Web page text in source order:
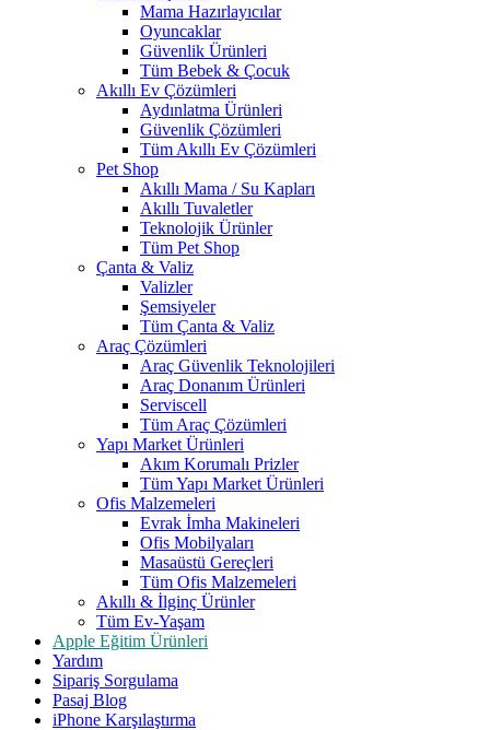
Mama Hazırlayıcılar
Oyuncaklar
Güvenlik Ürünleri
Tüm Bebek & Çocuk
Akıllı Ev Çözümleri
Aydınlatma Ürünleri
Güvenlik Çözümleri
Tüm Akıllı Ev Çözümleri
Pet Shop
Akıllı Mama / Su Kapları
Akıllı Tuvaletler
Teknolojik Ürünler
Tüm Pet Shop
Çanta & Valiz
Valizler
Şemsiyeler
Tüm Çanta & Valiz
Araç Çözümleri
Araç Güvenlik Teknolojileri
Araç Donanım Ürünleri
Serviscell
Tüm Araç Çözümleri
Yapı Market Ürünleri
Akım Korumalı Prizler
Tüm Yapı Market Ürünleri
Ofis Malzemeleri
Evrak İmha Makineleri
Ofis Mobilyaları
Masaüstü Gereçleri
Tüm Ofis Malzemeleri
Akıllı & İlginç Ürünler
Tüm Ev-Yaşam
Apple Eğitim Ürünleri
Yardım
Sipariş Sorgulama
Pasaj Blog
iPhone Karşılaştırma